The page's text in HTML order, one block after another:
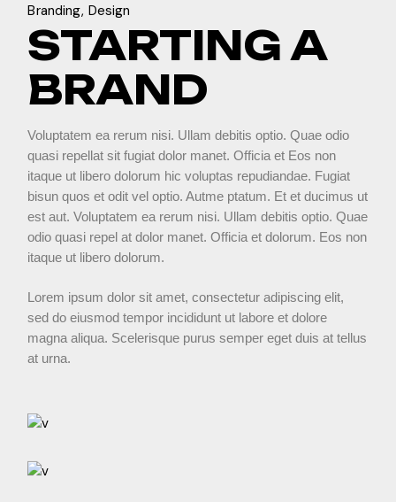
2024
Branding Design
STARTING A
BRAND
Voluptatem ea rerum nisi. Ullam debitis optio. Quae odio
quasi repellat sit fugiat dolor manet. Officia et Eos non
itaque ut libero dolorum hic voluptas repudiandae. Fugiat
bisun quos et odit vel optio. Autme ptatum. Et et ducimus ut
est aut. Voluptatem ea rerum nisi. Ullam debitis optio. Quae
odio quasi repel at dolor manet. Officia et dolorum. Eos non
itaque ut libero dolorum.
Lorem ipsum dolor sit amet, consectetur adipiscing elit,
sed do eiusmod tempor incididunt ut labore et dolore
magna aliqua. Scelerisque purus semper eget duis at tellus
at urna.